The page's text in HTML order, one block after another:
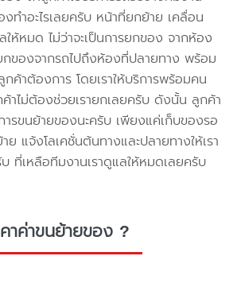
งทำอะไรเลยครับ หน้าที่ยกย้าย เคลื่อน
ให้หมด ไม่ว่าจะเป็นการยกของ จากห้อง
ของจากรถไปถึงห้องที่ปลายทาง พร้อม
ค้าต้องการ โดยเราให้บริการพร้อมคน
ไม่ต้องช่วยเรายกเลยครับ ดังนั้น ลูกค้า
รขนย้ายของนะครับ เพียงแค่เก็บของรอ
ย แจ้งโลเคชั่นต้นทางและปลายทางให้เรา
ที่เหลือทีมงานเราดูแลให้หมดเลยครับ
าค่าขนย้ายของ ?